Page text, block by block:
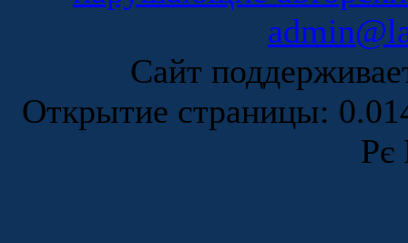
Сайт
Открытие страницы:
Рє